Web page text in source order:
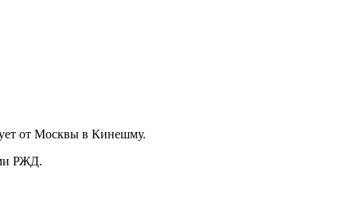
от Москвы в Кинешму.
РЖД.